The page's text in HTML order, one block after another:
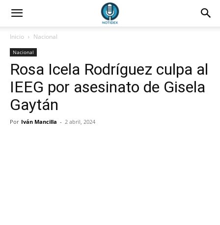
Inicio Nacional
Nacional
Rosa Icela Rodríguez culpa al
IEEG por asesinato de Gisela
Gaytán
Por Iván Mancilla - 2 abril, 2024